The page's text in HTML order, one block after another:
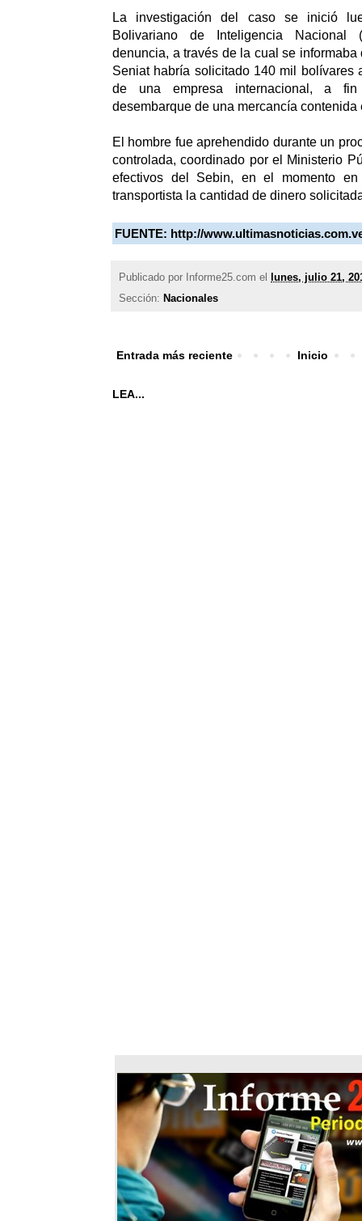
La investigación del caso se inició
Bolivariano de Inteligencia Nacional
denuncia, a través de la cual se
Seniat habría solicitado 140 mil bolívares
de una empresa internacional, a
desembarque de una mercancía contenida
El hombre fue aprehendido durante un
controlada, coordinado por el Ministerio
efectivos del Sebin, en el momento
transportista la cantidad de dinero
FUENTE: http://
Publicado por Informe25.com el
lunes, julio 21,
Sección: Nacionales
Entrada más reciente Inicio
LEA...